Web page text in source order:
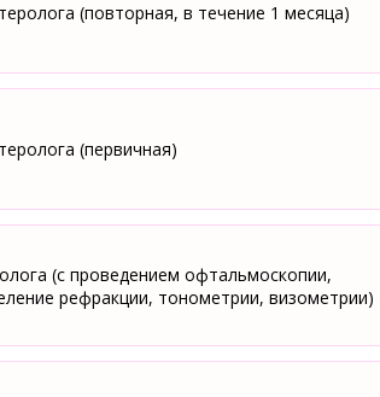
(повторная, в течение 1 месяца)
(первичная)
(с проведением офтальмоскопии,
рефракции, тонометрии, визометрии)